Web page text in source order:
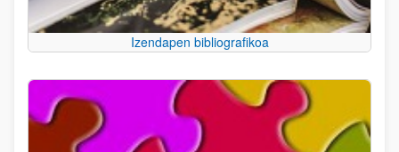
Izendapen bibliografikoa